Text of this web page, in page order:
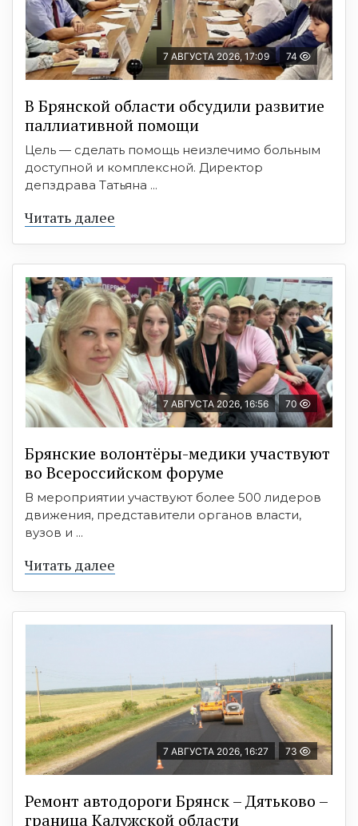
7 АВГУСТА 2026, 17:09 74
В Брянской области обсудили развитие
паллиативной помощи
Цель — сделать помощь неизлечимо больным
доступной и комплексной. Директор
депздрава Татьяна ...
Читать далее
7 АВГУСТА 2026, 16:56 70
Брянские волонтёры-медики участвуют
во Всероссийском форуме
В мероприятии участвуют более 500 лидеров
движения, представители органов власти,
вузов и ...
Читать далее
7 АВГУСТА 2026, 16:27 73
Ремонт автодороги Брянск – Дятьково –
граница Калужской области